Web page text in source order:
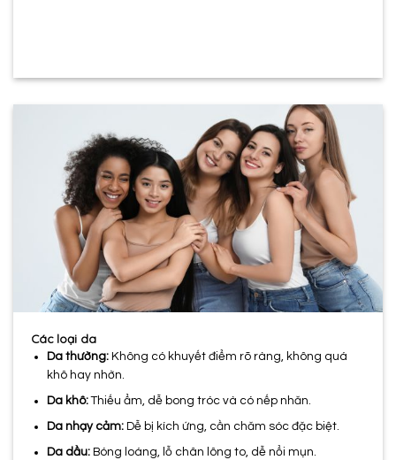
Các loại da
Da thường:Không có khuyết điểm rõ ràng, không quá
khô hay nhờn.
Da khô:Thiếu ẩm, dễ bong tróc và có nếp nhăn.
Da nhạy cảm:Dễ bị kích ứng, cần chăm sóc đặc biệt.
Da dầu:Bóng loáng, lỗ chân lông to, dễ nổi mụn.